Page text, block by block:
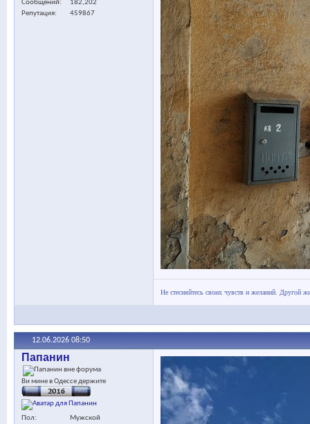
Сообщений
182,202
Репутация
459867
Не стесняйтесь своих чувств и желаний. Другой
12.06.2026 08:50
Папанин
Ви мине в Одессе держите
Пол
Мужской